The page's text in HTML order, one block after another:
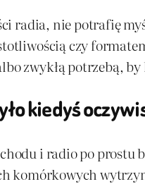
radia, nie potrafię
czy formatem
zwykłą potrzebą,
kiedyś
i radio po
komórkowych